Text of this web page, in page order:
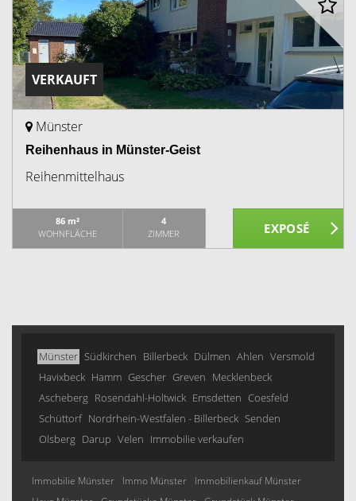
VERKAUFT
Münster
Reihenhaus in Münster-Geist
Reihenmittelhaus
86 m²
WOHNFLÄCHE
4
ZIMMER
Münster Südkirchen Billerbeck Dülmen Ahlen Versmold
Havixbeck Hamm Gescher Greven Mecklenbeck
Ascheberg Rosendahl-Holtwick Emsdetten Coesfeld
Schüttorf Nordrhein-Westfalen - Billerbeck Senden
Olsberg Darup Velen Immobilie verkaufen
Immobilie Münster Immo Münster
Immobilienkauf Münster